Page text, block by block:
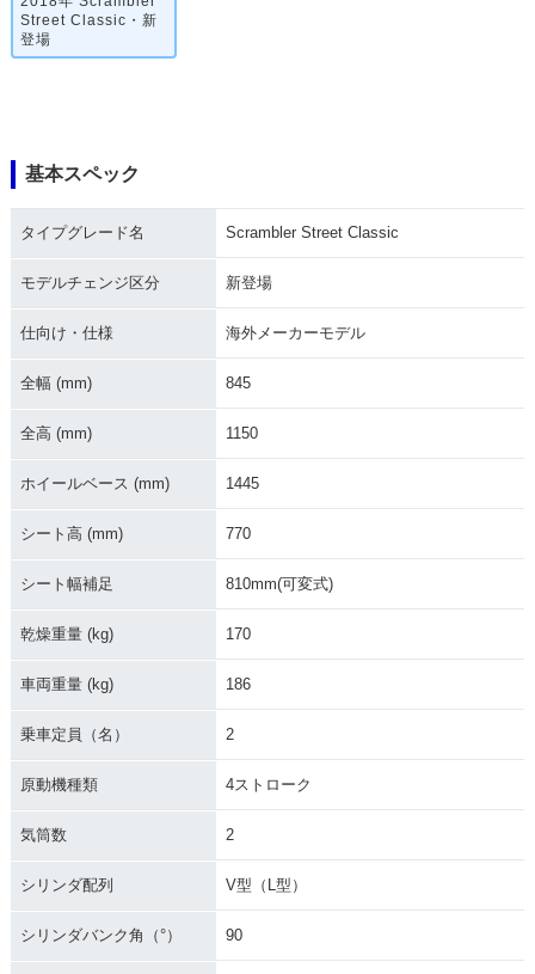
Street Classic・新
登場
基本スペック
タイプグレード名 Scrambler Street Classic
モデルチェンジ区分 新登場
仕向け・仕様 海外メーカーモデル
全幅 (mm) 845
全高 (mm) 1150
ホイールベース (mm) 1445
シート高 (mm) 770
シート幅補足 810mm(可変式)
乾燥重量 (kg) 170
車両重量 (kg) 186
乗車定員（名） 2
原動機種類 4ストローク
気筒数 2
シリンダ配列 V型（L型）
シリンダバンク角（°） 90